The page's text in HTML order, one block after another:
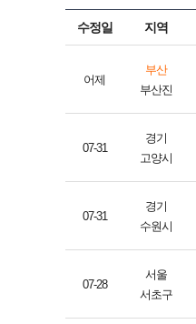
수정일 지역
어제
부산
부산진
07-31
경기
고양시
07-31
경기
수원시
07-28
서울
서초구